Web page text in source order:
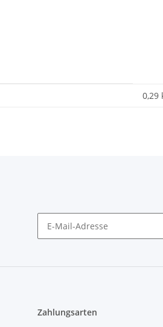
0,29
Zahlungsarten